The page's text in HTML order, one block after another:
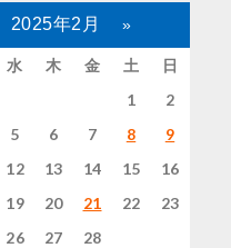
2025年2月 »
水 木 金 土
日
1
2
5 6 7 8
9
12 13 14 15
16
19 20 21 22
23
26 27 28